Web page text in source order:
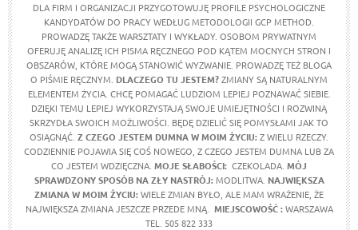
DLA FIRM I ORGANIZACJI PRZYGOTOWUJĘ PROFILE PSYCHOLOGICZNE
KANDYDATÓW DO PRACY WEDŁUG METODOLOGII GCP METHOD.
PROWADZĘ TAKŻE WARSZTATY I WYKŁADY. OSOBOM PRYWATNYM
OFERUJĘ ANALIZĘ ICH PISMA RĘCZNEGO POD KĄTEM MOCNYCH STRON I
OBSZARÓW, KTÓRE MOGĄ STANOWIĆ WYZWANIE. PROWADZĘ TEŻ BLOGA
O PIŚMIE RĘCZNYM. DLACZEGO TU JESTEM?ZMIANY SĄ NATURALNYM
ELEMENTEM ŻYCIA. CHCĘ POMAGAĆ LUDZIOM LEPIEJ POZNAWAĆ SIEBIE.
DZIĘKI TEMU LEPIEJ WYKORZYSTAJĄ SWOJE UMIEJĘTNOŚCI I ROZWINĄ
SKRZYDŁA SWOICH MOŻLIWOŚCI. BĘDĘ DZIELIĆ SIĘ POMYSŁAMI JAK TO
OSIĄGNĄĆ. Z CZEGO JESTEM DUMNA W MOIM ŻYCIU:Z WIELU RZECZY.
CODZIENNIE POJAWIA SIĘ COŚ NOWEGO, Z CZEGO JESTEM DUMNA LUB ZA
CO JESTEM WDZIĘCZNA. MOJE SŁABOŚCI: CZEKOLADA. MÓJ
SPRAWDZONY SPOSÓB NA ZŁY NASTRÓJ:MODLITWA. NAJWIĘKSZA
ZMIANA W MOIM ŻYCIU:WIELE ZMIAN BYŁO, ALE MAM WRAŻENIE, ŻE
NAJWIĘKSZA ZMIANA JESZCZE PRZEDE MNĄ. MIEJSCOWOŚĆ :WARSZAWA
TEL. 505 822 333